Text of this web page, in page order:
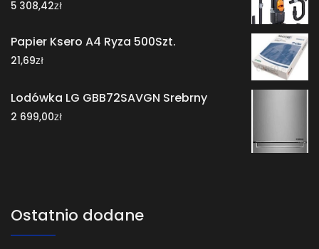
5 308,42zł
Papier Ksero A4 Ryza 500Szt.
21,69zł
Lodówka LG GBB72SAVGN Srebrny
2 699,00zł
Ostatnio dodane